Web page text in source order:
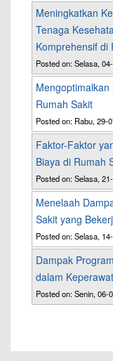
Meningkatkan
Tenaga
Komprehensif di
Posted on: Selasa,
Rumah Sakit
Posted on: Rabu, 29-
Faktor-Faktor
Biaya di Rumah
Posted on: Selasa,
Menelaah
Sakit yang
Posted on: Selasa,
Dampak
dalam
Posted on: Senin, 06-